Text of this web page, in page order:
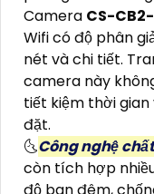
Camera CS-
Wifi có độ phân
nét và chi tiết.
camera này
tiết kiệm thời
đặt.
🌜Công nghệ
còn tích hợp